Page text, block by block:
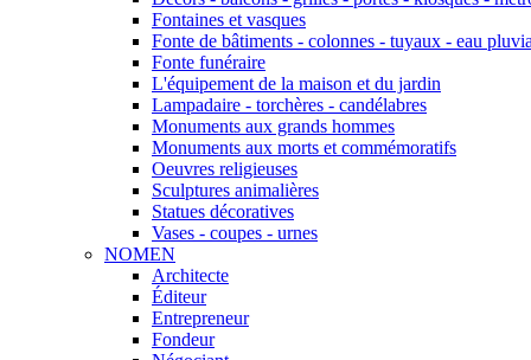
Fontaines et vasques
Fonte de bâtiments - colonnes - tuyaux - eau
Fonte funéraire
L'équipement de la maison et du jardin
Lampadaire - torchères - candélabres
Monuments aux grands hommes
Monuments aux morts et commémoratifs
Oeuvres religieuses
Sculptures animalières
Statues décoratives
Vases - coupes - urnes
NOMEN
Architecte
Éditeur
Entrepreneur
Fondeur